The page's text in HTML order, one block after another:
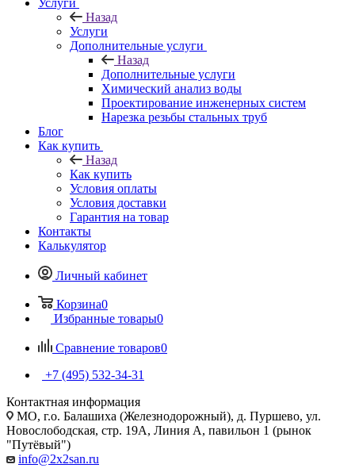
Услуги
Назад
Услуги
Дополнительные услуги
Назад
Дополнительные услуги
Химический анализ воды
Проектирование инженерных систем
Нарезка резьбы стальных труб
Блог
Как купить
Назад
Как купить
Условия оплаты
Условия доставки
Гарантия на товар
Контакты
Калькулятор
Личный кабинет
Корзина0
Избранные товары0
Сравнение товаров0
+7 (495) 532‑34‑31
Контактная информация
МО, г.о. Балашиха (Железнодорожный), д. Пуршево, ул.
Новослободская, стр. 19А, Линия А, павильон 1 (рынок
"Путёвый")
info@2x2san.ru